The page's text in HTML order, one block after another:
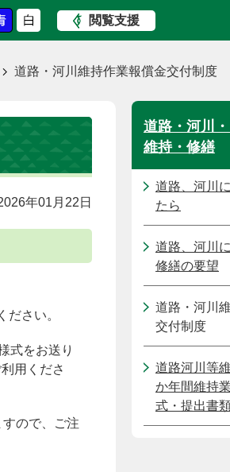
閲覧支援
道路・河川維持作業報償金交付制度
年01月22日
さい。
式をお送り
用くださ
ので、ご注
道路・河川
維持・修繕
道路、河川
たら
道路、河川
修繕の要望
道路・河川
交付制度
道路河川等
か年間維持
式・提出書